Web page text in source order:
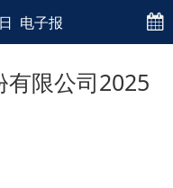
电子报
限公司2025